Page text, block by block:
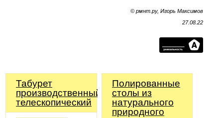
© рмнт.ру, Игорь Максимов
27.08.22
Табурет
производственный
телескопический
Полированные
столы из
натурального
природного